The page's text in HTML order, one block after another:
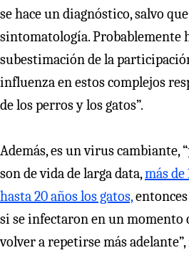
se hace un diagnóstico, salvo
sintomatología. Probablemente
subestimación de la
influenza en estos complejos
de los perros y los gatos”.
Además, es un virus cambiante,
son de vida de larga data,más de
hasta 20 años los gatos,
si se infectaron en un momento
volver a repetirse más